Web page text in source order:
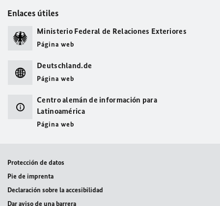
Enlaces útiles
Ministerio Federal de Relaciones Exteriores
Página web
Deutschland.de
Página web
Centro alemán de información para
Latinoamérica
Página web
Protección de datos
Pie de imprenta
Declaración sobre la accesibilidad
Dar aviso de una barrera